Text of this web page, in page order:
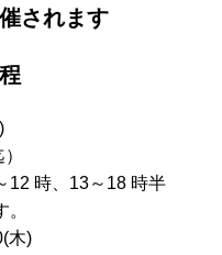
されます
12 時、13～18 時半
木)